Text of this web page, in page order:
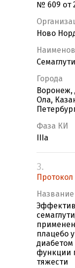
№ 609 от
Ново
Города
Ола,
Фаза КИ
IIIa
3.
плацебо
функции
тяжести